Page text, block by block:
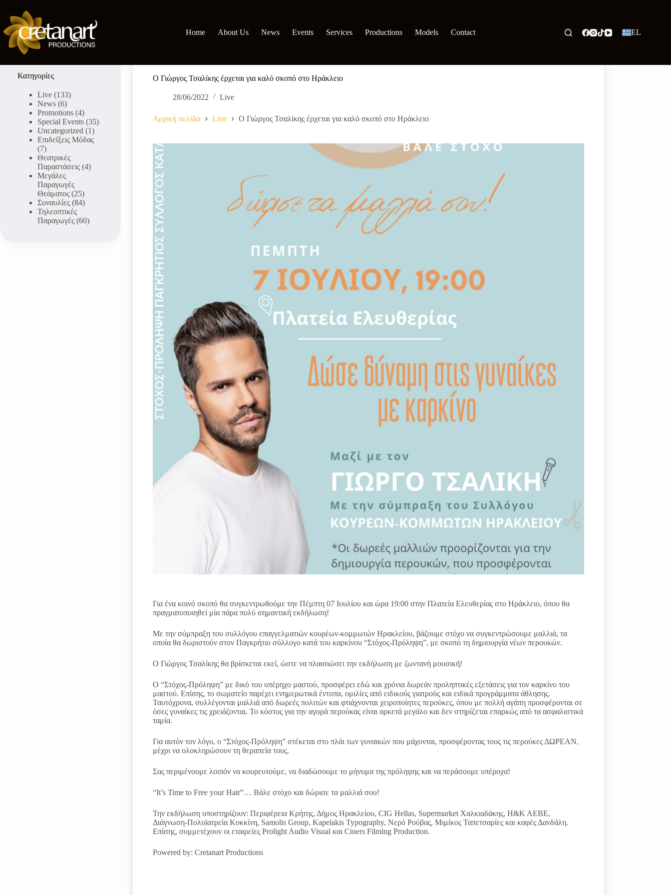
περιεχόμενο
Home
About Us News Events Services Productions Models Contact EL
O Γιώργος Τσαλίκης έρχεται για καλό σκοπό στο Ηράκλειο
28/06/2022 Live
Αρχική σελίδα Live O Γιώργος Τσαλίκης έρχεται για καλό σκοπό στο Ηράκλειο
Για ένα κοινό σκοπό θα συγκεντρωθούμε την Πέμπτη 07 Ιουλίου και ώρα 19:00 στην Πλατεία Ελευθερίας στο Ηράκλειο, όπου θα
πραγματοποιηθεί μία πάρα πολύ σημαντική εκδήλωση!
Με την σύμπραξη του συλλόγου επαγγελματιών κουρέων-κομμωτών Ηρακλείου, βάζουμε στόχο να συγκεντρώσουμε μαλλιά, τα
οποία θα δωριστούν στον Παγκρήτιο σύλλογο κατά του καρκίνου “Στόχος-Πρόληψη”, με σκοπό τη δημιουργία νέων περουκών.
Ο Γιώργος Τσαλίκης θα βρίσκεται εκεί, ώστε να πλαισιώσει την εκδήλωση με ζωντανή μουσική!
Ο “Στόχος-Πρόληψη” με δικό του υπέρηχο μαστού, προσφέρει εδώ και χρόνια δωρεάν προληπτικές εξετάσεις για τον καρκίνο του
μαστού. Επίσης, το σωματείο παρέχει ενημερωτικά έντυπα, ομιλίες από ειδικούς γιατρούς και ειδικά προγράμματα άθλησης.
Ταυτόχρονα, συλλέγονται μαλλιά από δωρεές πολιτών και φτιάχνονται χειροποίητες περούκες, όπου με πολλή αγάπη προσφέρονται σε
όσες γυναίκες τις χρειάζονται. Το κόστος για την αγορά περούκας είναι αρκετά μεγάλο και δεν στηρίζεται επαρκώς από τα ασφαλιστικά
ταμία.
Για αυτόν τον λόγο, ο “Στόχος-Πρόληψη” στέκεται στο πλάι των γυναικών που μάχονται, προσφέροντας τους τις περούκες ΔΩΡΕΑΝ,
μέχρι να ολοκληρώσουν τη θεραπεία τους.
Σας περιμένουμε λοιπόν να κουρευτούμε, να διαδώσουμε το μήνυμα της πρόληψης και να περάσουμε υπέροχα!
“It’s Time to Free your Hair”… Βάλε στόχο και δώρισε τα μαλλιά σου!
Την εκδήλωση υποστηρίζουν: Περιφέρεια Κρήτης, Δήμος Ηρακλείου, CIG Hellas, Supermarket Χαλκιαδάκης, Η&Κ ΑΕΒΕ,
Διάγνωση-Πολυϊατρεία Κοκκίνη, Samolis Group, Kapelakis Typography, Νερό Ρούβας, Μιμίκος Ταπετσαρίες και καφές Δανδάλη.
Επίσης, συμμετέχουν οι εταιρείες Prolight Audio Visual και Ciners Filming Production.
Powered by: Cretanart Productions
Κατηγορίες
Live (133)
News (6)
Promotions (4)
Special Events (35)
Uncategorized (1)
Επιδείξεις Μόδας
(7)
Θεατρικές
Παραστάσεις (4)
Μεγάλες
Παραγωγές
Θεάματος (25)
Συναυλίες (84)
Τηλεοπτικές
Παραγωγές (60)